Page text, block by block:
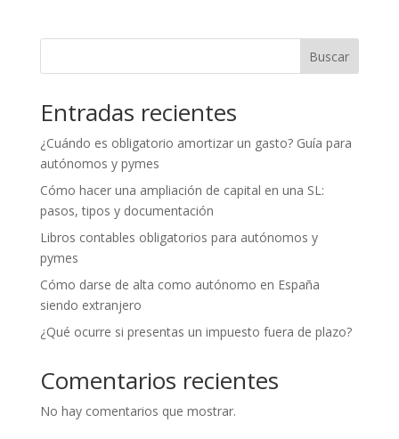
Buscar
Entradas recientes
¿Cuándo es obligatorio amortizar un gasto? Guía para
autónomos y pymes
Cómo hacer una ampliación de capital en una SL:
pasos, tipos y documentación
Libros contables obligatorios para autónomos y
pymes
Cómo darse de alta como autónomo en España
siendo extranjero
¿Qué ocurre si presentas un impuesto fuera de plazo?
Comentarios recientes
No hay comentarios que mostrar.